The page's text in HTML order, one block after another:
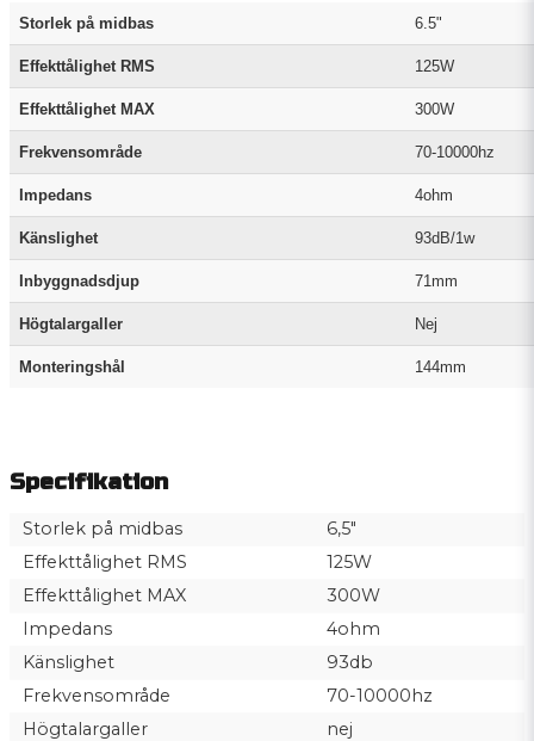
Storlek på midbas 6.5"
Effekttålighet RMS 125W
Effekttålighet MAX 300W
Frekvensområde 70-10000hz
Impedans 4ohm
Känslighet 93dB/1w
Inbyggnadsdjup 71mm
Högtalargaller Nej
Monteringshål 144mm
Specifikation
Storlek på midbas
6,5"
Effekttålighet RMS
125W
Effekttålighet MAX
300W
Impedans
4ohm
Känslighet
93db
Frekvensområde
70-10000hz
Högtalargaller
nej